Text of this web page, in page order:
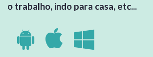
o trabalho, indo para casa, etc...